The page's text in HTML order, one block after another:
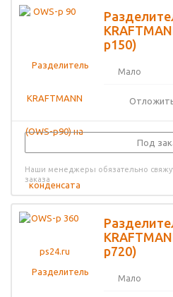
p150)
Мало
Под
Наши менеджеры обязательно
заказа
p720)
Мало